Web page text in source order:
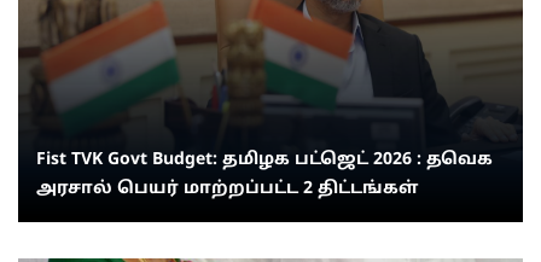
Fist TVK Govt Budget: தமிழக பட்ஜெட் 2026 : தவெக
அரசால் பெயர் மாற்றப்பட்ட 2 திட்டங்கள்